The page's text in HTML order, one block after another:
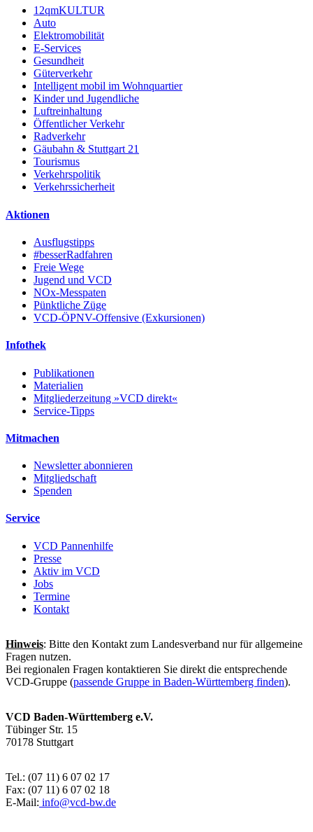
12qmKULTUR
Auto
Elektromobilität
E-Services
Gesundheit
Güterverkehr
Intelligent mobil im Wohnquartier
Kinder und Jugendliche
Luftreinhaltung
Öffentlicher Verkehr
Radverkehr
Gäubahn & Stuttgart 21
Tourismus
Verkehrspolitik
Verkehrssicherheit
Aktionen
Ausflugstipps
#besserRadfahren
Freie Wege
Jugend und VCD
NOx-Messpaten
Pünktliche Züge
VCD-ÖPNV-Offensive (Exkursionen)
Infothek
Publikationen
Materialien
Mitgliederzeitung »VCD direkt«
Service-Tipps
Mitmachen
Newsletter abonnieren
Mitgliedschaft
Spenden
Service
VCD Pannenhilfe
Presse
Aktiv im VCD
Jobs
Termine
Kontakt
Hinweis: Bitte den Kontakt zum Landesverband nur für allgemeine
Fragen nutzen.
Bei regionalen Fragen kontaktieren Sie direkt die entsprechende
VCD-Gruppe (passende Gruppe in Baden-Württemberg finden).
VCD Baden-Württemberg e.V.
Tübinger Str. 15
70178 Stuttgart
Tel.: (07 11) 6 07 02 17
Fax: (07 11) 6 07 02 18
E-Mail: info@vcd-bw.de